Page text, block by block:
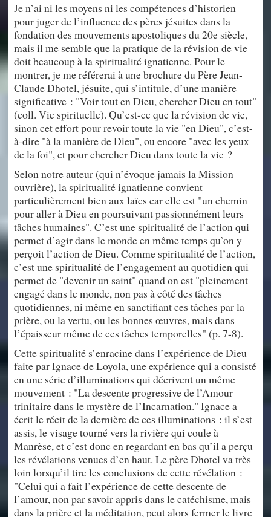
Je n’ai ni les moyens ni les compétences d’historien
pour juger de l’influence des pères jésuites dans la
fondation des mouvements apostoliques du 20e siècle,
mais il me semble que la pratique de la révision de vie
doit beaucoup à la spiritualité ignatienne. Pour le
montrer, je me référerai à une brochure du Père Jean-
Claude Dhotel, jésuite, qui s’intitule, d’une manière
significative : "Voir tout en Dieu, chercher Dieu en tout"
(coll. Vie spirituelle). Qu’est-ce que la révision de vie,
sinon cet effort pour revoir toute la vie "en Dieu", c’est-
à-dire "à la manière de Dieu", ou encore "avec les yeux
de la foi", et pour chercher Dieu dans toute la vie ?
Selon notre auteur (qui n’évoque jamais la Mission
ouvrière), la spiritualité ignatienne convient
particulièrement bien aux laïcs car elle est "un chemin
pour aller à Dieu en poursuivant passionnément leurs
tâches humaines". C’est une spiritualité de l’action qui
permet d’agir dans le monde en même temps qu’on y
perçoit l’action de Dieu. Comme spiritualité de l’action,
c’est une spiritualité de l’engagement au quotidien qui
permet de "devenir un saint" quand on est "pleinement
engagé dans le monde, non pas à côté des tâches
quotidiennes, ni même en sanctifiant ces tâches par la
prière, ou la vertu, ou les bonnes œuvres, mais dans
l’épaisseur même de ces tâches temporelles" (p. 7-8).
Cette spiritualité s’enracine dans l’expérience de Dieu
faite par Ignace de Loyola, une expérience qui a consisté
en une série d’illuminations qui décrivent un même
mouvement : "La descente progressive de l’Amour
trinitaire dans le mystère de l’Incarnation." Ignace a
écrit le récit de la dernière de ces illuminations : il s’est
assis, le visage tourné vers la rivière qui coule à
Manrèse, et c’est donc en regardant en bas qu’il a perçu
les révélations venues d’en haut. Le père Dhotel va très
loin lorsqu’il tire les conclusions de cette révélation :
"Celui qui a fait l’expérience de cette descente de
l’amour, non par savoir appris dans le catéchisme, mais
dans la prière et la méditation, peut alors fermer le livre